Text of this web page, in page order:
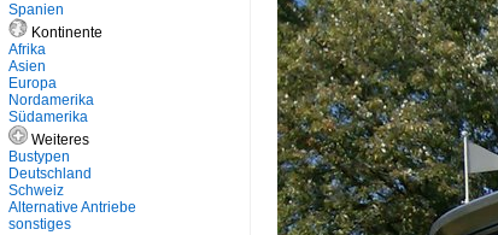
Spanien
Kontinente
Afrika
Asien
Europa
Nordamerika
Südamerika
Weiteres
Bustypen
Deutschland
Schweiz
Alternative Antriebe
sonstiges